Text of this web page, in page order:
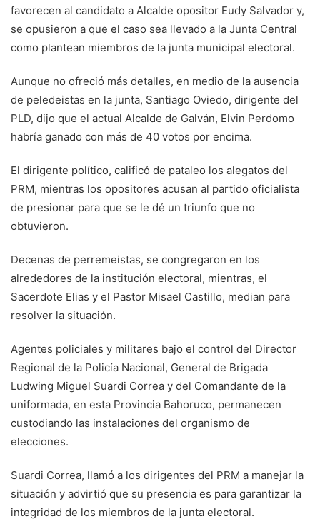
favorecen al candidato a Alcalde opositor Eudy Salvador y,
se opusieron a que el caso sea llevado a la Junta Central
como plantean miembros de la junta municipal electoral.
Aunque no ofreció más detalles, en medio de la ausencia
de peledeistas en la junta, Santiago Oviedo, dirigente del
PLD, dijo que el actual Alcalde de Galván, Elvin Perdomo
habría ganado con más de 40 votos por encima.
El dirigente político, calificó de pataleo los alegatos del
PRM, mientras los opositores acusan al partido oficialista
de presionar para que se le dé un triunfo que no
obtuvieron.
Decenas de perremeistas, se congregaron en los
alrededores de la institución electoral, mientras, el
Sacerdote Elias y el Pastor Misael Castillo, median para
resolver la situación.
Agentes policiales y militares bajo el control del Director
Regional de la Policía Nacional, General de Brigada
Ludwing Miguel Suardi Correa y del Comandante de la
uniformada, en esta Provincia Bahoruco, permanecen
custodiando las instalaciones del organismo de
elecciones.
Suardi Correa, llamó a los dirigentes del PRM a manejar la
situación y advirtió que su presencia es para garantizar la
integridad de los miembros de la junta electoral.